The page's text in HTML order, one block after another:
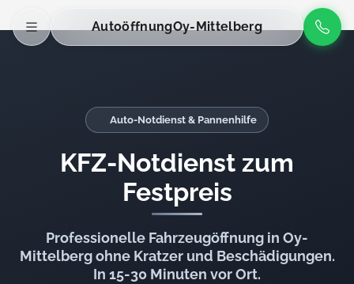
AutoöffnungOy-Mittelberg
Auto-Notdienst & Pannenhilfe
KFZ-Notdienst zum
Festpreis
Professionelle Fahrzeugöffnung in Oy-
Mittelberg ohne Kratzer und Beschädigungen.
In 15-30 Minuten vor Ort.